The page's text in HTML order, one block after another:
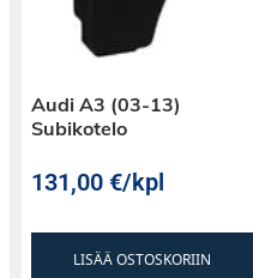
Audi A3 (03-13)
Subikotelo
131,00€/kpl
LISÄÄ OSTOSKORIIN